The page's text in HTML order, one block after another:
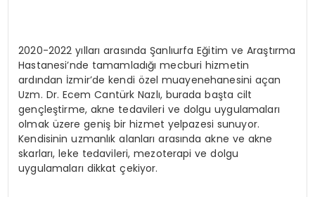
2020-2022 yılları arasında Şanlıurfa Eğitim ve Araştırma
Hastanesi’nde tamamladığı mecburi hizmetin
ardından İzmir’de kendi özel muayenehanesini açan
Uzm. Dr. Ecem Cantürk Nazlı, burada başta cilt
gençleştirme, akne tedavileri ve dolgu uygulamaları
olmak üzere geniş bir hizmet yelpazesi sunuyor.
Kendisinin uzmanlık alanları arasında akne ve akne
skarları, leke tedavileri, mezoterapi ve dolgu
uygulamaları dikkat çekiyor.